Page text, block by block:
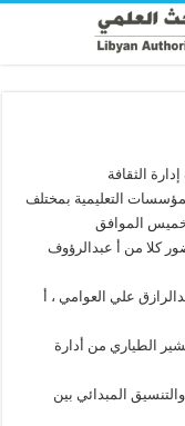
الثقافة
التعليمية بمختلف
الموافق
بحضور كلا من أ عبدالرؤوف
علي العوامي ، أ
الطياري من أدارة
المبدائي بين